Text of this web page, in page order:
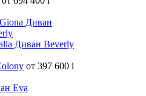
Диван
Диван Beverly
от 397 600 i
Eva